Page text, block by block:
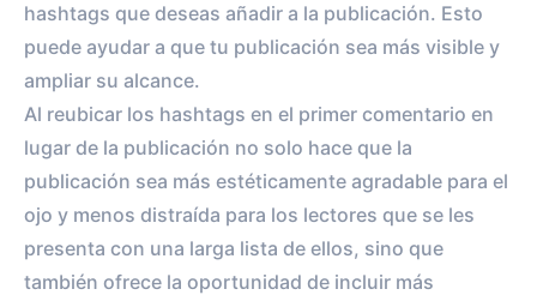
hashtags que deseas añadir a la publicación. Esto
puede ayudar a que tu publicación sea más visible y
ampliar su alcance.
Al reubicar los hashtags en el primer comentario en
lugar de la publicación no solo hace que la
publicación sea más estéticamente agradable para el
ojo y menos distraída para los lectores que se les
presenta con una larga lista de ellos, sino que
también ofrece la oportunidad de incluir más